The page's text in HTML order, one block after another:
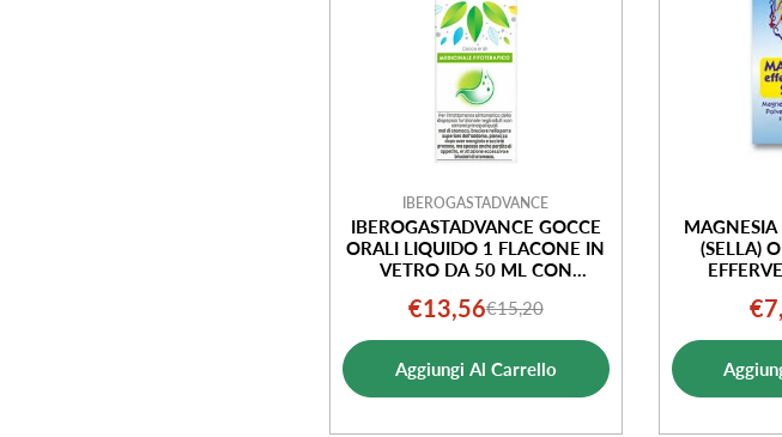
IBEROGASTADVANCE
IBEROGASTADVANCE GOCCE
ORALI LIQUIDO 1 FLACONE IN
VETRO DA 50 ML CON
Prezzo
di
vendita
€13,56Prezzo
normale
€15,20
Aggiungi Al Carrello
MAGNESIA
(SELLA)